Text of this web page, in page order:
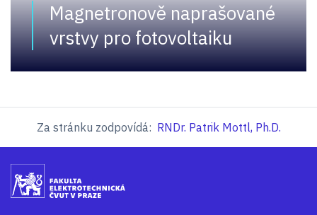
Magnetronově naprašované
vrstvy pro fotovoltaiku
Za stránku zodpovídá: RNDr. Patrik Mottl, Ph.D.